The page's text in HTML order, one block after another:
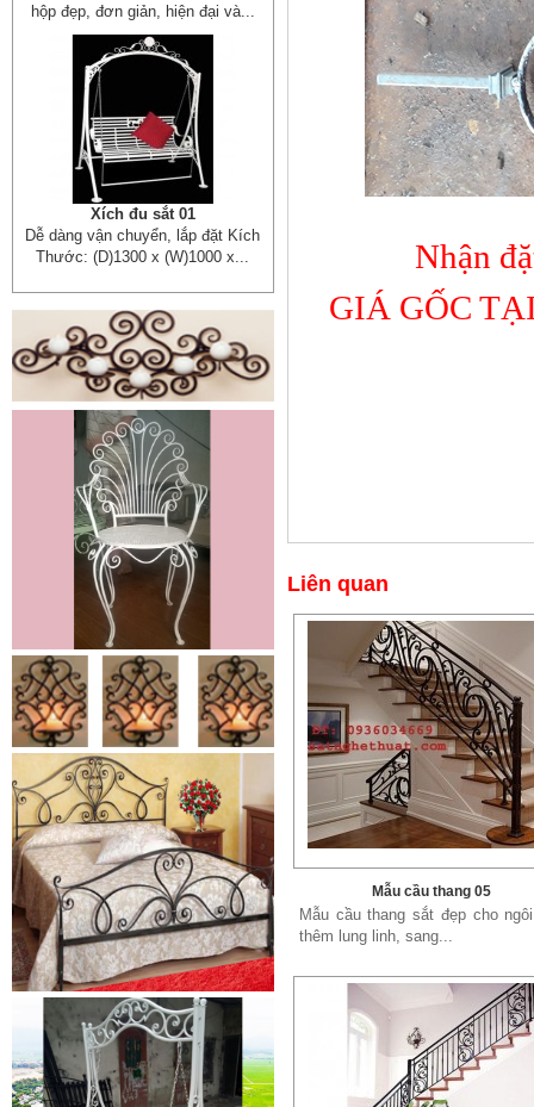
hộp đẹp, đơn giản, hiện đại và...
Xích đu sắt 01
Dễ dàng vận chuyển, lắp đặt Kích
Thước: (D)1300 x (W)1000 x...
Mẫu giường sắt đẹp _ 51
Giường sắt đẹp phong cách hiện
đại phù hợp nhiều lứa tuổi
Giường sắt đủ mọi...
Lá thép đúc - phụ kiện sắt mỹ
thuật
- Lá hoa thép đúc trang trí cửa
cổng sắt, - Lá hoa...
Cửa cổng sắt mỹ thuật 19
Cửa cống sắt đẹp cho mọi không
gian nhà riêng, biệt thự, nhà sân...
Nhận
GIÁ GỐC
Liên quan
Mẫu cầu thang 05
Mẫu cầu thang sắt đẹp cho
thêm lung linh, sang...